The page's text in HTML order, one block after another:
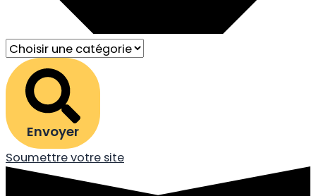
Envoyer
Soumettre votre site